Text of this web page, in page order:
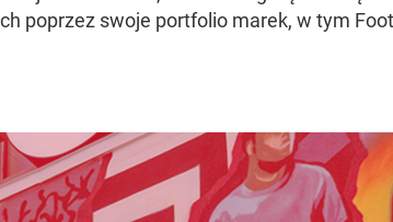
poprzez swoje portfolio marek, w tym